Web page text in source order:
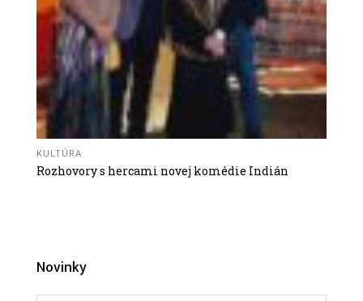
KULTÚRA
Rozhovory s hercami novej komédie Indián
Novinky